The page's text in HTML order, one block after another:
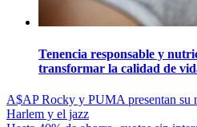
Tenencia responsable y
transformar la calidad de
Navegación
A$AP Rocky y PUMA presentan su
Harlem y el jazz